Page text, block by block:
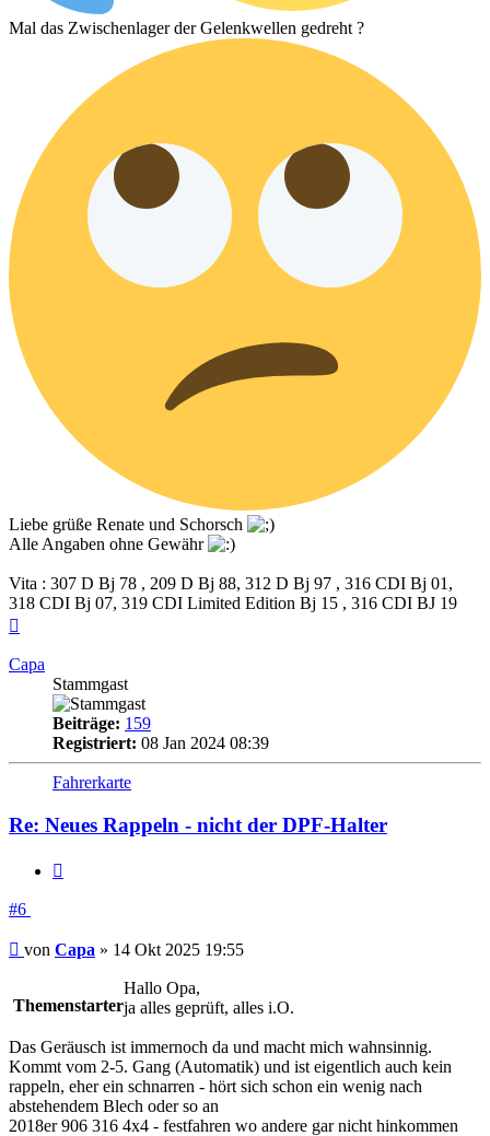
Mal das Zwischenlager der Gelenkwellen gedreht ?
Liebe grüße Renate und Schorsch
Alle Angaben ohne Gewähr
Vita : 307 D Bj 78 , 209 D Bj 88, 312 D Bj 97 , 316 CDI Bj 01,
318 CDI Bj 07, 319 CDI Limited Edition Bj 15 , 316 CDI BJ 19
Capa
Stammgast
Beiträge: 159
Registriert: 08 Jan 2024 08:39
Fahrerkarte
Re: Neues Rappeln - nicht der DPF-Halter
#6
Beitrag
von Capa » 14 Okt 2025 19:55
Themenstarter
Hallo Opa,
ja alles geprüft, alles i.O.
Das Geräusch ist immernoch da und macht mich wahnsinnig.
Kommt vom 2-5. Gang (Automatik) und ist eigentlich auch kein
rappeln, eher ein schnarren - hört sich schon ein wenig nach
abstehendem Blech oder so an
2018er 906 316 4x4 - festfahren wo andere gar nicht hinkommen